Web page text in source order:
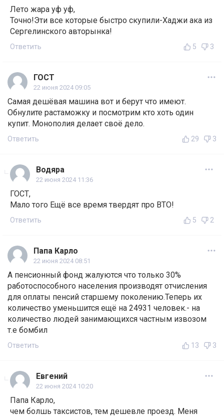
Лето жара уф уф,
Точно!Эти все которые быстро скупили-Хаджи ака из
Сергелинского авторынка!
Ответить 5 3
ГОСТ
22 июня 2024 09:05
Самая дешёвая машина вот и берут что имеют.
Обнулите растаможку и посмотрим кто хоть один
купит. Монополия делает своё дело.
Ответить 29 3
Водяра
22 июня 2024 11:36
ГОСТ,
Мало того Ещё все время твердят про ВТО!
Ответить 5 2
Папа Карло
22 июня 2024 08:51
А пенсионный фонд жалуются что только 30%
работоспособного населения производят отчисления
для оплаты пенсий старшему поколению.Теперь их
количество уменьшится ещё на 24931 человек.- на
количество людей занимающихся частным извозом
т.е бомбил
Ответить 13 3
Евгений
22 июня 2024 10:20
Папа Карло,
чем болшь таксистов, тем дешевле проезд. Меня